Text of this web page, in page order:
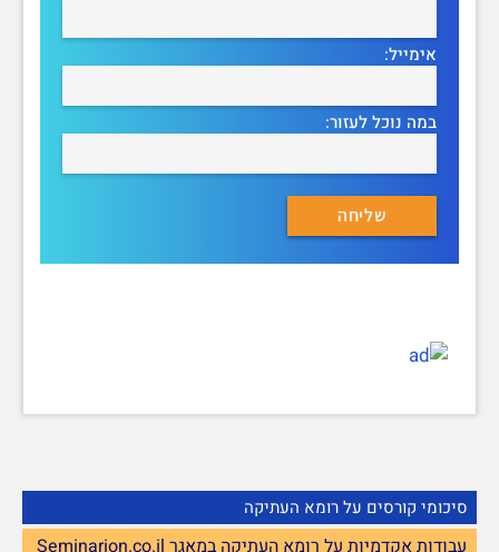
סיכומי קורסים על רומא העתיקה
עבודות אקדמיות על רומא העתיקה במאגר Seminarion.co.il
אימייל:
במה נוכל לעזור: